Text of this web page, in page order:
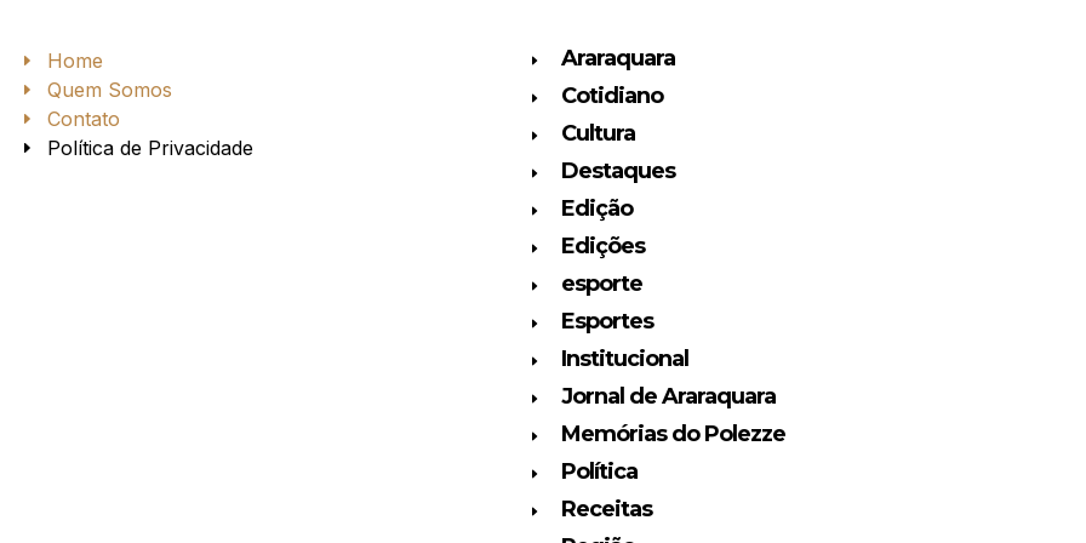
Home
Quem Somos
Contato
Política de Privacidade
Araraquara
Cotidiano
Cultura
Destaques
Edição
Edições
esporte
Esportes
Institucional
Jornal de Araraquara
Memórias do Polezze
Política
Receitas